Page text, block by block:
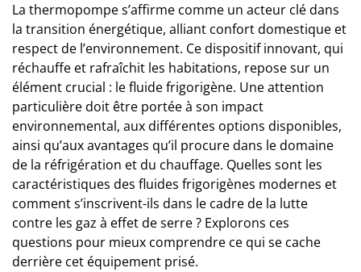
La thermopompe s’affirme comme un acteur clé dans
la transition énergétique, alliant confort domestique et
respect de l’environnement. Ce dispositif innovant, qui
réchauffe et rafraîchit les habitations, repose sur un
élément crucial : le fluide frigorigène. Une attention
particulière doit être portée à son impact
environnemental, aux différentes options disponibles,
ainsi qu’aux avantages qu’il procure dans le domaine
de la réfrigération et du chauffage. Quelles sont les
caractéristiques des fluides frigorigènes modernes et
comment s’inscrivent-ils dans le cadre de la lutte
contre les gaz à effet de serre ? Explorons ces
questions pour mieux comprendre ce qui se cache
derrière cet équipement prisé.